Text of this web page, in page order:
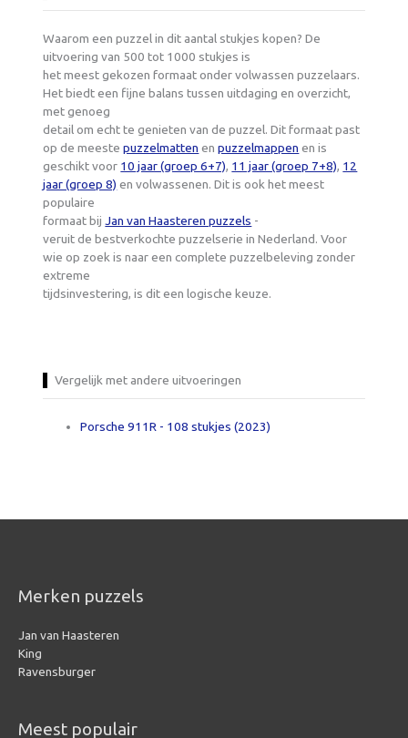
Waarom een puzzel in dit aantal stukjes kopen? De
uitvoering van 500 tot 1000 stukjes is
het meest gekozen formaat onder volwassen puzzelaars.
Het biedt een fijne balans tussen uitdaging en overzicht,
met genoeg
detail om echt te genieten van de puzzel. Dit formaat past
op de meestepuzzelmatten enpuzzelmappen en is
geschikt voor 10 jaar (groep 6+7), 11 jaar (groep 7+8), 12
jaar (groep 8) en volwassenen. Dit is ook het meest
populaire
formaat bijJan van Haasteren puzzels -
veruit de bestverkochte puzzelserie in Nederland. Voor
wie op zoek is naar een complete puzzelbeleving zonder
extreme
tijdsinvestering, is dit een logische keuze.
Vergelijk met andere uitvoeringen
Porsche 911R - 108 stukjes (2023)
Merken puzzels
Jan van Haasteren
King
Ravensburger
Meest populair